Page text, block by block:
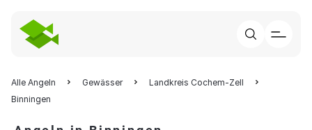
Alle Angeln Gewässer
Landkreis Cochem-Zell
Binningen